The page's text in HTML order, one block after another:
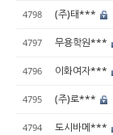
4798 (주)태***
4797 무용학원***
4796 이화여자***
4795 (주)로***
4794 도시바메***